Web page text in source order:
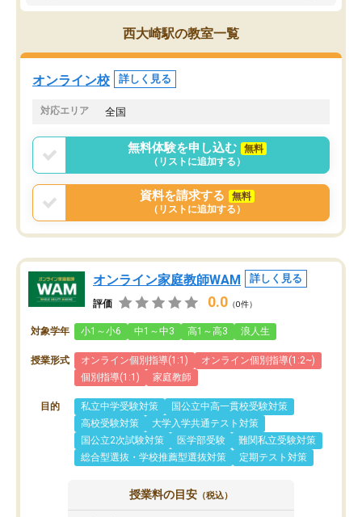
ので、自信をもって受験勉強を進める
ことができました。自分のように勉強
のやり方や進捗管理で苦労している方
には特におすすめしたい塾です。
西大崎駅の教室一覧
オンライン校 詳しく見る
対応エリア 全国
無料体験を申し込む
無料
（リストに追加する）
資料を請求する
無料
（リストに追加する）
オンライン家庭教師WAM 詳しく見る
評価 0.0 （0件）
対象学年 小1～小6 中1～中3 高1～高3 浪人生
授業形式 オンライン個別指導(1:1)
オンライン個別指導(1:2~)
個別指導(1:1)
家庭教師
目的 私立中学受験対策
国公立中高一貫校受験対策
高校受験対策
大学入学共通テスト対策
国公立2次試験対策
医学部受験
難関私立受験対策
総合型選抜・学校推薦型選抜対策
定期テスト対策
授業料の目安 （税込）